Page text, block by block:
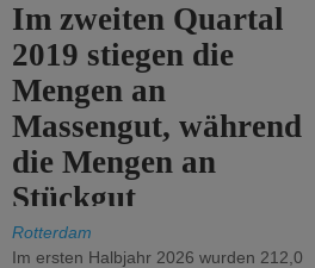
Im zweiten Quartal
2019 stiegen die
Mengen an
Massengut, während
die Mengen an
Stückgut
zurückgingen.
Rotterdam
Im ersten Halbjahr 2026 wurden 212,0